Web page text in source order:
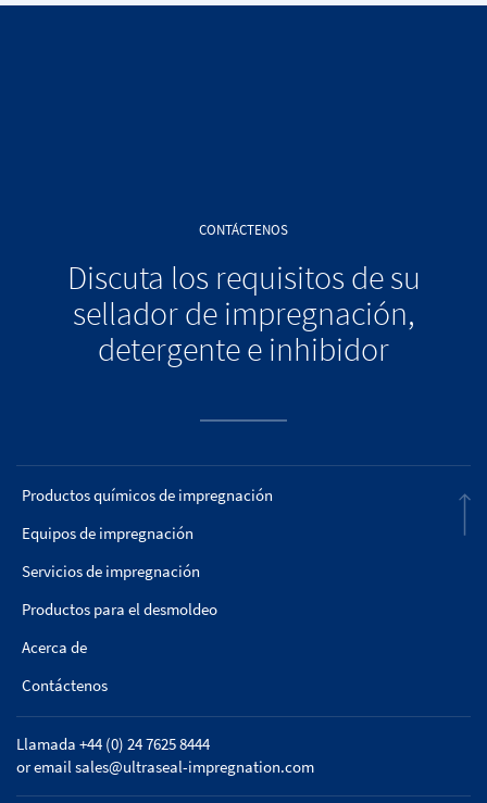
CONTÁCTENOS
Discuta los requisitos de su
sellador de impregnación,
detergente e inhibidor
Productos químicos de impregnación
Equipos de impregnación
Servicios de impregnación
Productos para el desmoldeo
Acerca de
Contáctenos
Llamada +44 (0) 24 7625 8444
or emailsales@ultraseal-impregnation.com